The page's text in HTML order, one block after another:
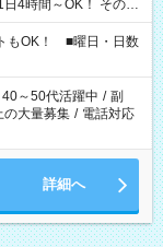
～OK！ その他
ださい！
もOK！ ■曜日・日数
40～50代活躍中 / 副
の大量募集 / 電話対応
詳細へ